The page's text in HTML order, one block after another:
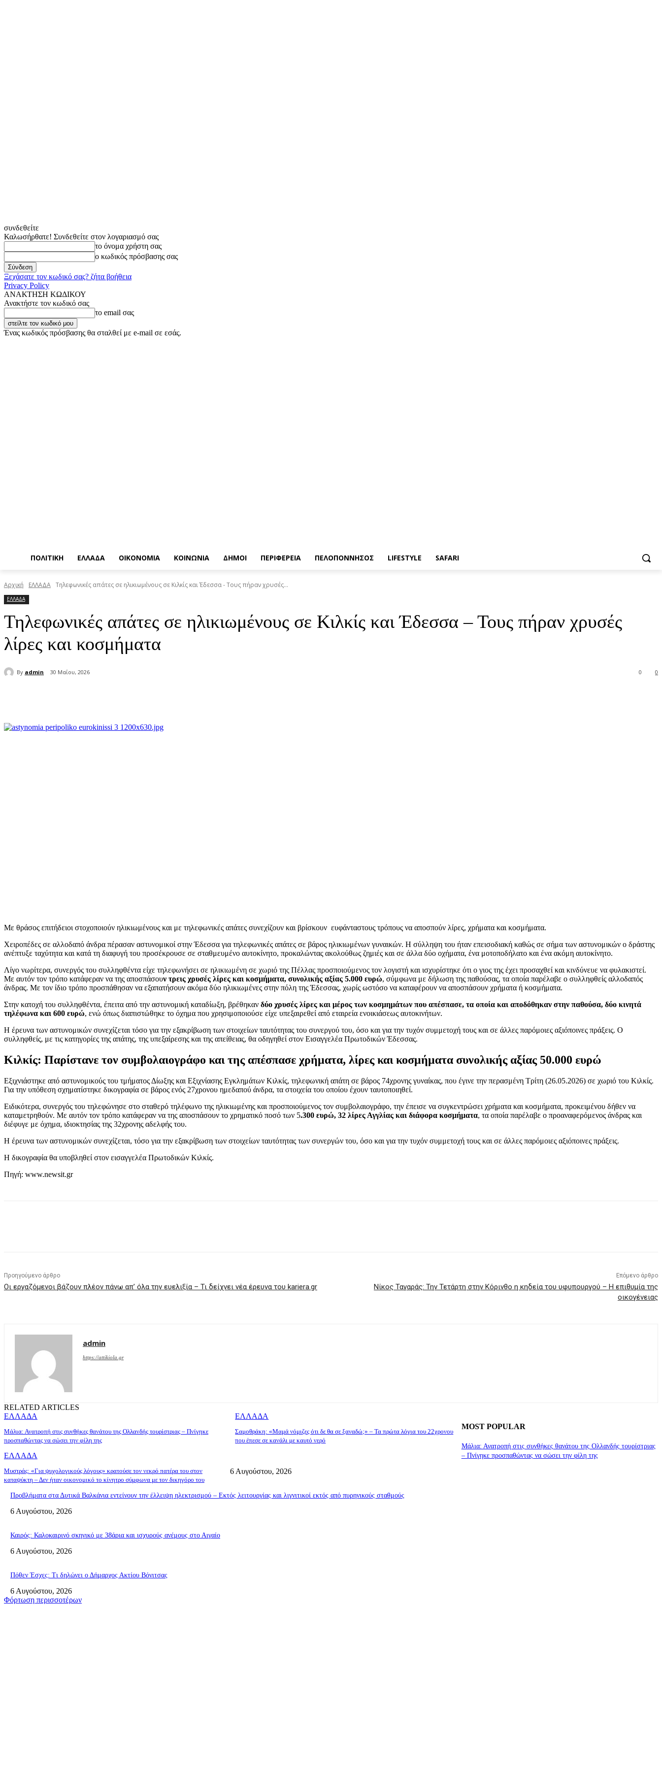
συνδεθείτε
Καλωσήρθατε! Συνδεθείτε στον λογαριασμό σας
το όνομα χρήστη σας
ο κωδικός πρόσβασης σας
Ξεχάσατε τον κωδικό σας? ζήτα βοήθεια
Privacy Policy
ΑΝΑΚΤΗΣΗ ΚΩΔΙΚΟΥ
Ανακτήστε τον κωδικό σας
το email σας
Ένας κωδικός πρόσβασης θα σταλθεί με e-mail σε εσάς.
ΠΟΛΙΤΙΚΗ ΕΛΛΑΔΑ ΟΙΚΟΝΟΜΙΑ ΚΟΙΝΩΝΙΑ ΔΗΜΟΙ ΠΕΡΙΦΕΡΕΙΑ ΠΕΛΟΠΟΝΝΗΣΟΣ LIFESTYLE SAFARI
Αρχική ΕΛΛΑΔΑ Τηλεφωνικές απάτες σε ηλικιωμένους σε Κιλκίς και Έδεσσα - Τους πήραν χρυσές...
ΕΛΛΑΔΑ
Τηλεφωνικές απάτες σε ηλικιωμένους σε Κιλκίς και Έδεσσα – Τους πήραν χρυσές
λίρες και κοσμήματα
By admin 30 Μαΐου, 2026 0
0
Με θράσος επιτήδειοι στοχοποιούν ηλικιωμένους και με τηλεφωνικές απάτες συνεχίζουν και βρίσκουν ευφάνταστους τρόπους να αποσπούν λίρες, χρήματα και κοσμήματα.
Χειροπέδες σε αλλοδαπό άνδρα πέρασαν αστυνομικοί στην Έδεσσα για τηλεφωνικές απάτες σε βάρος ηλικιωμένων γυναικών. Η σύλληψη του ήταν επεισοδιακή καθώς σε σήμα των αστυνομικών ο δράστης
ανέπτυξε ταχύτητα και κατά τη διαφυγή του προσέκρουσε σε σταθμευμένο αυτοκίνητο, προκαλώντας ακολούθως ζημιές και σε άλλα δύο οχήματα, ένα μοτοποδήλατο και ένα ακόμη αυτοκίνητο.
Λίγο νωρίτερα, συνεργός του συλληφθέντα είχε τηλεφωνήσει σε ηλικιωμένη σε χωριό της Πέλλας προσποιούμενος τον λογιστή και ισχυρίστηκε ότι ο γιος της έχει προσαχθεί και κινδύνευε να φυλακιστεί.
Με αυτόν τον τρόπο κατάφεραν να της αποσπάσουν τρεις χρυσές λίρες και κοσμήματα, συνολικής αξίας 5.000 ευρώ, σύμφωνα με δήλωση της παθούσας, τα οποία παρέλαβε ο συλληφθείς αλλοδαπός
άνδρας. Με τον ίδιο τρόπο προσπάθησαν να εξαπατήσουν ακόμα δύο ηλικιωμένες στην πόλη της Έδεσσας, χωρίς ωστόσο να καταφέρουν να αποσπάσουν χρήματα ή κοσμήματα.
Στην κατοχή του συλληφθέντα, έπειτα από την αστυνομική καταδίωξη, βρέθηκαν δύο χρυσές λίρες και μέρος των κοσμημάτων που απέσπασε, τα οποία και αποδόθηκαν στην παθούσα, δύο κινητά
τηλέφωνα και 600 ευρώ, ενώ όπως διαπιστώθηκε το όχημα που χρησιμοποιούσε είχε υπεξαιρεθεί από εταιρεία ενοικιάσεως αυτοκινήτων.
Η έρευνα των αστυνομικών συνεχίζεται τόσο για την εξακρίβωση των στοιχείων ταυτότητας του συνεργού του, όσο και για την τυχόν συμμετοχή τους και σε άλλες παρόμοιες αξιόποινες πράξεις. Ο
συλληφθείς, με τις κατηγορίες της απάτης, της υπεξαίρεσης και της απείθειας, θα οδηγηθεί στον Εισαγγελέα Πρωτοδικών Έδεσσας.
Κιλκίς: Παρίστανε τον συμβολαιογράφο και της απέσπασε χρήματα, λίρες και κοσμήματα συνολικής αξίας 50.000 ευρώ
Εξιχνιάστηκε από αστυνομικούς του τμήματος Δίωξης και Εξιχνίασης Εγκλημάτων Κιλκίς, τηλεφωνική απάτη σε βάρος 74χρονης γυναίκας, που έγινε την περασμένη Τρίτη (26.05.2026) σε χωριό του Κιλκίς.
Για την υπόθεση σχηματίστηκε δικογραφία σε βάρος ενός 27χρονου ημεδαπού άνδρα, τα στοιχεία του οποίου έχουν ταυτοποιηθεί.
Ειδικότερα, συνεργός του τηλεφώνησε στο σταθερό τηλέφωνο της ηλικιωμένης και προσποιούμενος τον συμβολαιογράφο, την έπεισε να συγκεντρώσει χρήματα και κοσμήματα, προκειμένου δήθεν να
καταμετρηθούν. Με αυτόν τον τρόπο κατάφεραν να της αποσπάσουν το χρηματικό ποσό των 5.300 ευρώ, 32 λίρες Αγγλίας και διάφορα κοσμήματα, τα οποία παρέλαβε ο προαναφερόμενος άνδρας και
διέφυγε με όχημα, ιδιοκτησίας της 32χρονης αδελφής του.
Η έρευνα των αστυνομικών συνεχίζεται, τόσο για την εξακρίβωση των στοιχείων ταυτότητας των συνεργών του, όσο και για την τυχόν συμμετοχή τους και σε άλλες παρόμοιες αξιόποινες πράξεις.
Η δικογραφία θα υποβληθεί στον εισαγγελέα Πρωτοδικών Κιλκίς.
Πηγή: www.newsit.gr
Προηγούμενο άρθρο
Οι εργαζόμενοι βάζουν πλέον πάνω απ’ όλα την ευελιξία – Τι δείχνει νέα έρευνα του kariera.gr
Επόμενο άρθρο
Νίκος Ταγαράς: Την Τετάρτη στην Κόρινθο η κηδεία του υφυπουργού – Η επιθυμία της
οικογένειας
admin
https://attikiola.gr
RELATED ARTICLES
ΕΛΛΑΔΑ
Μάλια: Ανατροπή στις συνθήκες θανάτου της Ολλανδής τουρίστριας – Πνίγηκε
προσπαθώντας να σώσει την φίλη της
ΕΛΛΑΔΑ
Σαμοθράκη: «Μαμά νόμιζες ότι δε θα σε ξαναδώ;» – Τα πρώτα λόγια του 22χρονου
που έπεσε σε κανάλι με καυτό νερό
ΕΛΛΑΔΑ
Μυστράς: «Για ψυχολογικούς λόγους» κρατούσε τον νεκρό πατέρα του στον
καταψύκτη – Δεν ήταν οικονομικό το κίνητρο σύμφωνα με τον δικηγόρο του
MOST POPULAR
Μάλια: Ανατροπή στις συνθήκες θανάτου της Ολλανδής τουρίστριας
– Πνίγηκε προσπαθώντας να σώσει την φίλη της
6 Αυγούστου, 2026
Προβλήματα στα Δυτικά Βαλκάνια εντείνουν την έλλειψη ηλεκτρισμού – Εκτός λειτουργίας και λιγνιτικοί εκτός από πυρηνικούς σταθμούς
6 Αυγούστου, 2026
Καιρός: Καλοκαιρινό σκηνικό με 38άρια και ισχυρούς ανέμους στο Αιγαίο
6 Αυγούστου, 2026
Πόθεν Έσχες: Τι δηλώνει ο Δήμαρχος Ακτίου Βόνιτσας
6 Αυγούστου, 2026
Φόρτωση περισσοτέρων